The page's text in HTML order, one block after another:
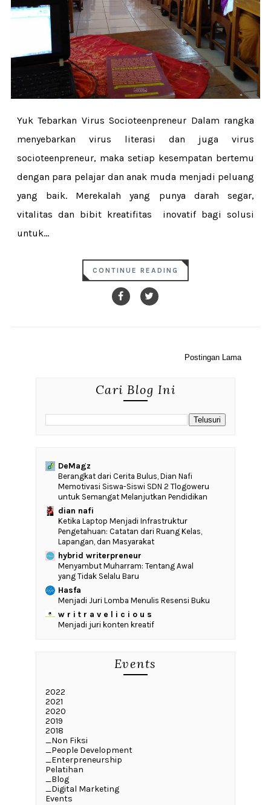
Yuk Tebarkan Virus Socioteenpreneur Dalam rangka
menyebarkan virus literasi dan juga virus
socioteenpreneur, maka setiap kesempatan bertemu
dengan para pelajar dan anak muda menjadi peluang
yang baik. Merekalah yang punya darah segar,
vitalitas dan bibit kreatifitas inovatif bagi solusi
untuk...
CONTINUE READING
Postingan Lama
Cari Blog Ini
DeMagz
‎Berangkat dari Cerita Bulus, Dian Nafi
Memotivasi Siswa-Siswi SDN 2 Tlogoweru
untuk Semangat Melanjutkan Pendidikan
dian nafi
Ketika Laptop Menjadi Infrastruktur
Pengetahuan: Catatan dari Ruang Kelas,
Lapangan, dan Masyarakat
hybrid writerpreneur
Menyambut Muharram: Tentang Awal
yang Tidak Selalu Baru
Hasfa
Menjadi Juri Lomba Menulis Resensi Buku
w r i t r a v e l i c i o u s
Menjadi juri konten kreatif
Events
2022
2021
2020
2019
2018
_Non Fiksi
_People Development
_Enterpreneurship
Pelatihan
_Blog
_Digital Marketing
Events